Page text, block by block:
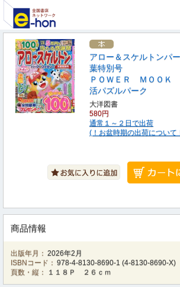
アロー＆スケルトンパ
葉特別号
ＰＯＷＥＲ ＭＯＯＫ
活パズルパーク
大洋図書
580円
通常１～２日で出荷
(！お盆時期の出荷について
商品情報
出版年月： 2026年2月
ISBNコード： 978-4-8130-8690-1 (4-8130-8690-X)
頁数・縦：
１１８Ｐ ２６ｃｍ